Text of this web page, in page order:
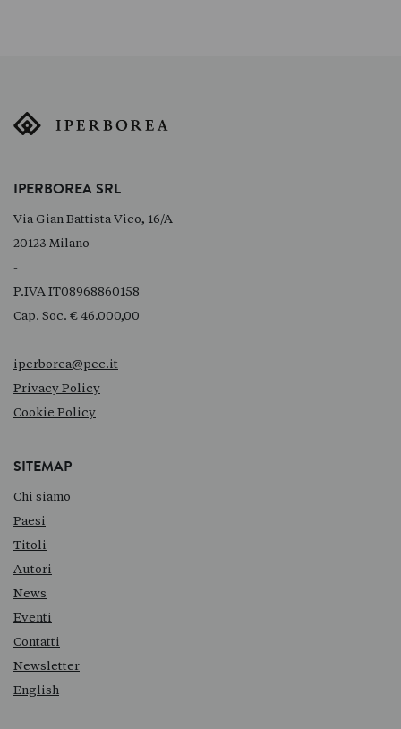
IPERBOREA SRL
Via Gian Battista Vico, 16/A
20123 Milano
-
P.IVA IT08968860158
Cap. Soc. € 46.000,00
iperborea@pec.it
Privacy Policy
Cookie Policy
SITEMAP
Chi siamo
Paesi
Titoli
Autori
News
Eventi
Contatti
Newsletter
English